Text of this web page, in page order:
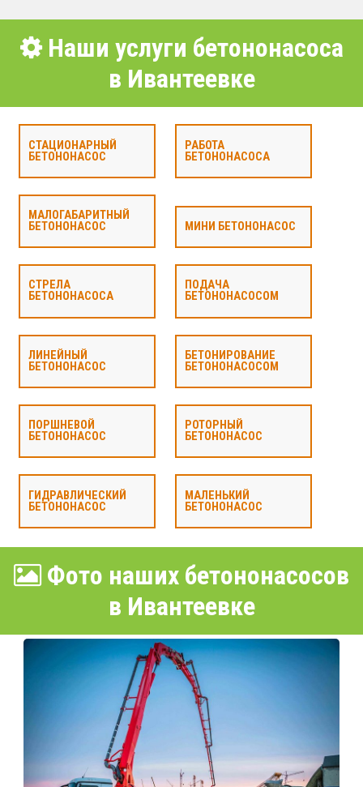
Наши услуги бетононасоса
в Ивантеевке
СТАЦИОНАРНЫЙ
БЕТОНОНАСОС
РАБОТА
БЕТОНОНАСОСА
МАЛОГАБАРИТНЫЙ
БЕТОНОНАСОС
МИНИ БЕТОНОНАСОС
СТРЕЛА
БЕТОНОНАСОСА
ПОДАЧА
БЕТОНОНАСОСОМ
ЛИНЕЙНЫЙ
БЕТОНОНАСОС
БЕТОНИРОВАНИЕ
БЕТОНОНАСОСОМ
ПОРШНЕВОЙ
БЕТОНОНАСОС
РОТОРНЫЙ
БЕТОНОНАСОС
ГИДРАВЛИЧЕСКИЙ
БЕТОНОНАСОС
МАЛЕНЬКИЙ
БЕТОНОНАСОС
Фото наших бетононасосов
в Ивантеевке